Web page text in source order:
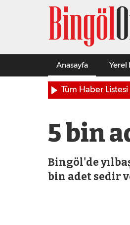
Anasayfa Yerel
Tüm Haber Listesi
5 bin
Bingöl'de
bin adet sedir